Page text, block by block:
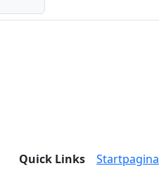
Quick Links Startpagina